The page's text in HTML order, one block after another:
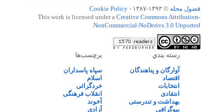
فضول محله © ۱۳۹۳-۱۳۸۷ -
Cookie Policy
This work is licensed under a Creative Commons Attribution-
NonCommercial-NoDerivs 3.0 Unported
رسته بندي
آوارگان و پناهندگان
اقتصاد
انتخابات
انتقادی
بهداشت و تندرستی
بیوگرافی
برچسب‌ها
سپاه پاسداران
اسلام
خردگرائی
انقلاب فرهنگی
آخوند
آزادی